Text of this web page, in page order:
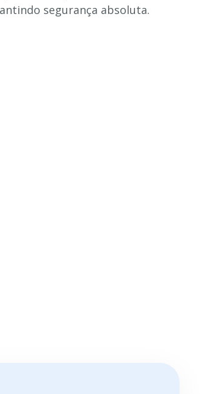
segurança absoluta.